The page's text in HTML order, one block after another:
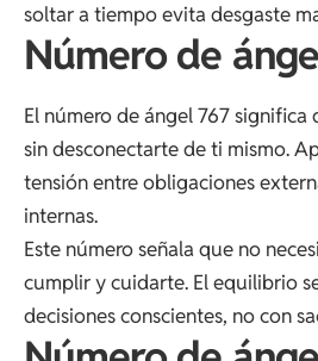
soltar a tiempo evita desgaste
Número de
El número de ángel 767 significa
sin desconectarte de ti mismo.
tensión entre obligaciones
internas.
Este número señala que no
cumplir y cuidarte. El equilibrio
decisiones conscientes, no con